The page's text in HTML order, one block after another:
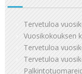
Tervetuloa
Vuosikokouksen
Tervetuloa
Tervetuloa